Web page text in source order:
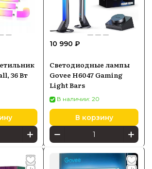
36 Вт
10 990 ₽
Светодиодные лампы
Govee H6047 Gaming
Light Bars
В наличии: 20
В корзину